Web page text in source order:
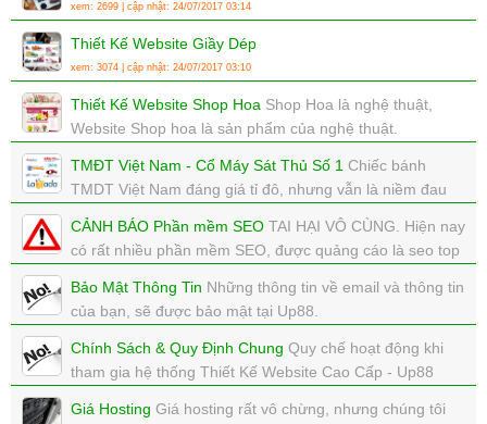
xem: 2699 | cập nhật: 24/07/2017 03:14
Thiết Kế Website Giầy Dép
xem: 3074 | cập nhật: 24/07/2017 03:10
Thiết Kế Website Shop Hoa Shop Hoa là nghệ thuật,
Website Shop hoa là sản phẩm của nghệ thuật.
TMĐT Việt Nam - Cổ Máy Sát Thủ Số 1 Chiếc bánh
TMDT Việt Nam đáng giá tỉ đô, nhưng vẫn là niềm đau
CẢNH BÁO Phần mềm SEO TAI HẠI VÔ CÙNG. Hiện nay
có rất nhiều phần mềm SEO, được quảng cáo là seo top
xem: 6922 | cập nhật: 17/12/2018 15:36
Bảo Mật Thông Tin Những thông tin về email và thông tin
của bạn, sẽ được bảo mật tại Up88.
Chính Sách & Quy Định Chung Quy chế hoạt động khi
tham gia hệ thống Thiết Kế Website Cao Cấp - Up88
Giá Hosting Giá hosting rất vô chừng, nhưng chúng tôi